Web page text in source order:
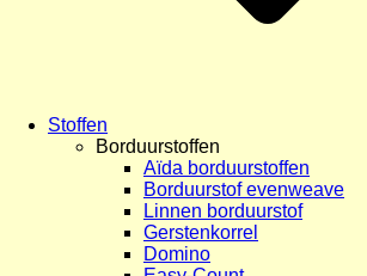
Stoffen
Borduurstoffen
Aïda borduurstoffen
Borduurstof evenweave
Linnen borduurstof
Gerstenkorrel
Domino